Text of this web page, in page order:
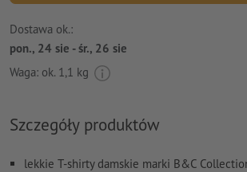
Dostawa ok.:
pon., 24 sie - śr., 26 sie
Waga: ok. 1,1 kg
Szczegóły produktów
lekkie T-shirty damskie marki B&C